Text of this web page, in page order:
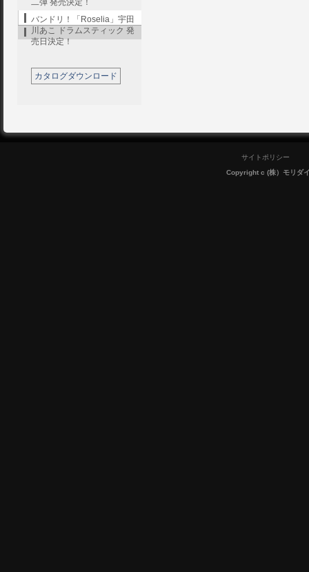
二弾 発売決定！
バンドリ！「Roselia」宇田
川あこ ドラムスティック 発
売日決定！
カタログダウンロード
サイトポリシー
Copyright c (株）モリダ